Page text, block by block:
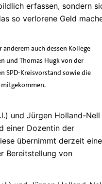
erfassen, sondern
so verlorene Geld
auch dessen Kollege
und Thomas Hugk von der
SPD-Kreisvorstand sowie die
mitgekommen.